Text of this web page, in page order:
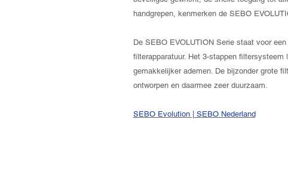
handgrepen, kenmerken de SEBO
De SEBO EVOLUTION Serie staat voor
filterapparatuur. Het 3-stappen
gemakkelijker ademen. De bijzonder grote
ontworpen en daarmee zeer duurzaam.
SEBO Evolution | SEBO Nederland